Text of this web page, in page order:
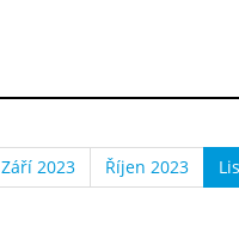
Září 2023 Říjen 2023